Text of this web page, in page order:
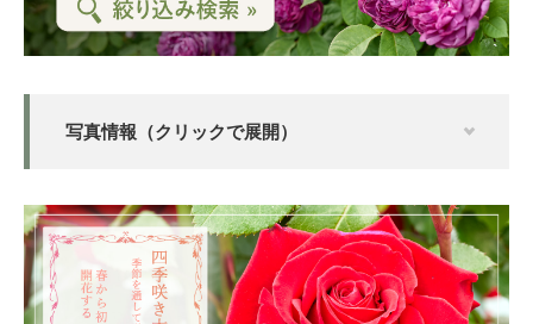
写真情報（クリックで展開）